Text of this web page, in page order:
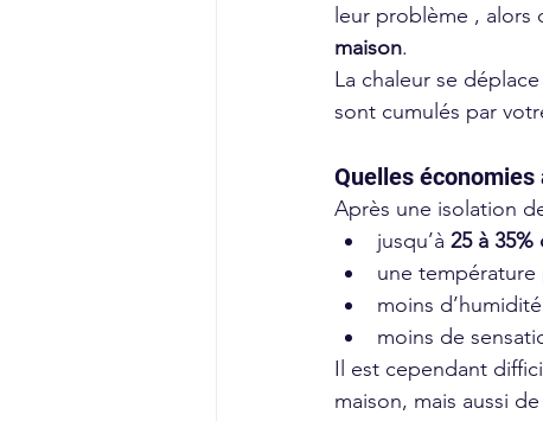
leur problème ,
maison.
La chaleur se
sont cumulés par
Quelles
Après une isolation
jusqu’à 25 à
une
moins
moins de
Il est cependant
maison, mais aussi